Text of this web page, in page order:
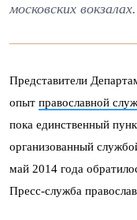
московских вокзалах.
Представители
опыт православной
пока единственный
организованный
май 2014 года
Пресс-служба